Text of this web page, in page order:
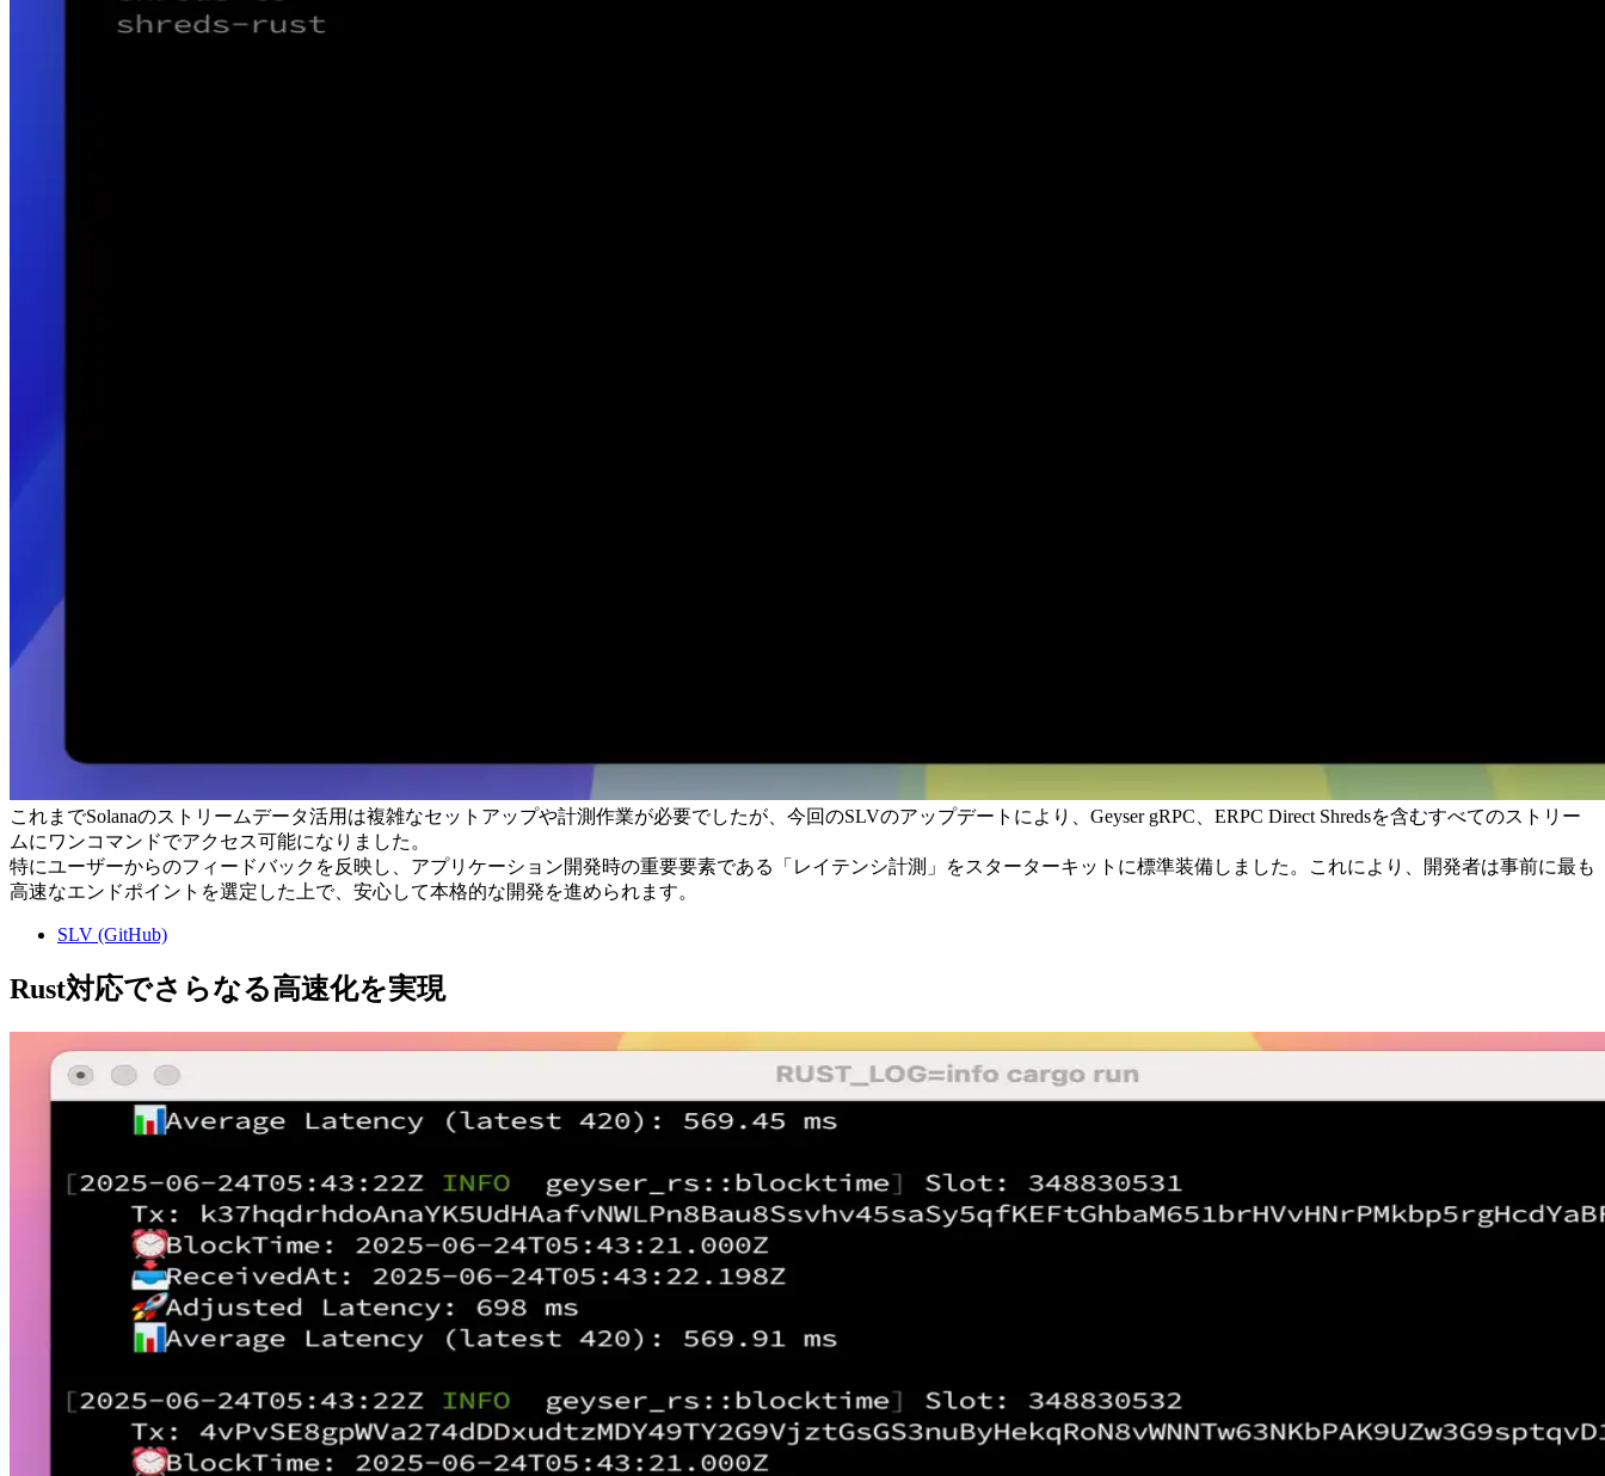
これまでSolanaのストリームデータ活用は複雑なセットアップや計測作業が必要でしたが、今回のSLVのアップデートにより、Geyser gRPC、ERPC Direct Shredsを含むすべてのストリー
ムにワンコマンドでアクセス可能になりました。
特にユーザーからのフィードバックを反映し、アプリケーション開発時の重要要素である「レイテンシ計測」をスターターキットに標準装備しました。これにより、開発者は事前に最も
高速なエンドポイントを選定した上で、安心して本格的な開発を進められます。
SLV (GitHub)
Rust対応でさらなる高速化を実現